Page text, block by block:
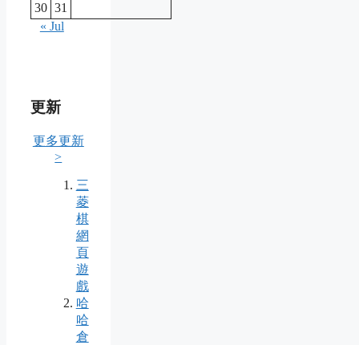
30 31
« Jul
更新
更多更新
>
三
菱
棋
網
頁
遊
戲
哈
哈
倉